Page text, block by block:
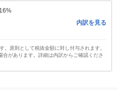
内訳を見る
。原則として税抜金額に対し付与されます。
があります。詳細は内訳からご確認くださ